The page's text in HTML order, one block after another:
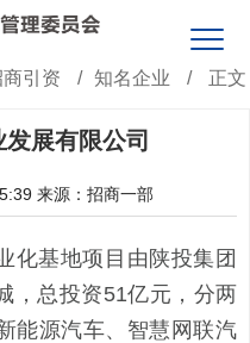
引资 / 知名企业 / 正文
展有限公司
来源：招商一部
化基地项目由陕投集团
，总投资51亿元，分两
能源汽车、智慧网联汽